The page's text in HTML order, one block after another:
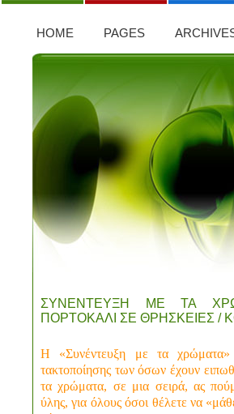
HOME PAGES
ΣΥΝΕΝΤΕΥΞΗ ΜΕ ΤΑ
ΠΟΡΤΟΚΑΛΙ ΣΕ ΘΡΗΣΚΕΙΕΣ /
Η «Συνέντευξη με τα χρώματα»
τακτοποίησης των όσων έχουν
τα χρώματα, σε μια σειρά, ας
ύλης, για όλους όσοι θέλετε να